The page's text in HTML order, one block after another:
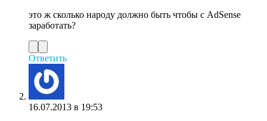
это ж сколько народу должно быть чтобы с AdSense
заработать?
Ответить
16.07.2013 в 19:53